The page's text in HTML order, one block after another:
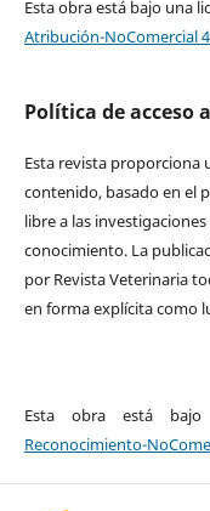
Esta obra está bajo una
Atribución-NoComercial
Política de acceso
Esta revista proporciona
contenido, basado en el
libre a las
conocimiento. La
por Revista Veterinaria
en forma explícita como
Esta obra está
Reconocimiento-